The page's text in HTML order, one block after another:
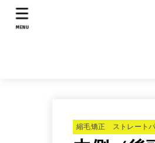
MENU
縮毛矯正 ストレート